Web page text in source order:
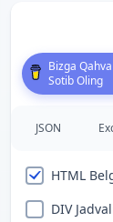
Bizga Qahva
Sotib Oling
JSON
HTML
DIV